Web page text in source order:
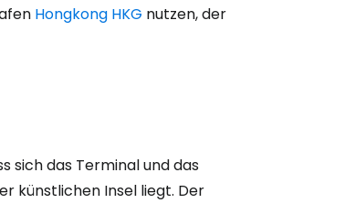
Hongkong HKG nutzen, der
sich das Terminal und das
künstlichen Insel liegt. Der
Cestee